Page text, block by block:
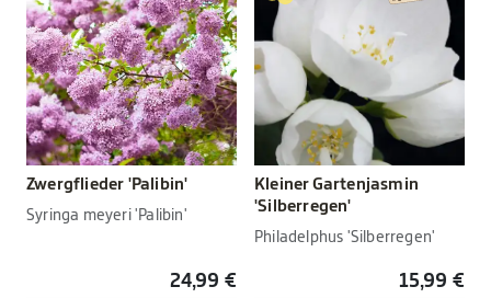
Zwergflieder 'Palibin'
Syringa meyeri 'Palibin'
24,99 €
Kleiner Gartenjasmin
'Silberregen'
Philadelphus 'Silberregen'
15,99 €